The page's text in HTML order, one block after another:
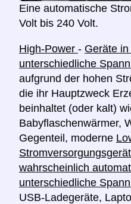
Eine automatische
Volt bis 240 Volt.
High-Power - Geräte
unterschiedliche
aufgrund der hohen
die ihr Hauptzweck
beinhaltet (oder kalt)
Babyflaschenwärmer,
Gegenteil, moderne
wahrscheinlich
unterschiedliche
USB-Ladegeräte,